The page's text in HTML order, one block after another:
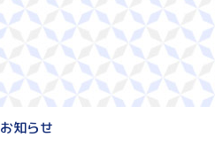
お知らせ